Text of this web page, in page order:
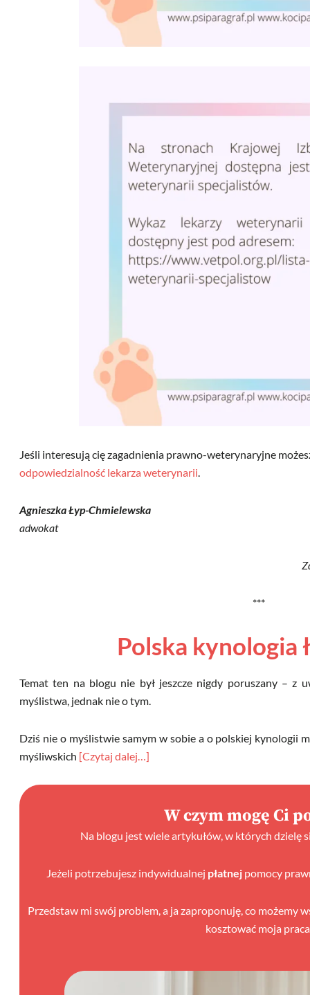
Jeśli interesują cię zagadnienia prawno-weterynaryjne
odpowiedzialność lekarza weterynarii.
Agnieszka Łyp-Chmielewska
adwokat
***
Polska kynologia
Temat ten na blogu nie był jeszcze nigdy poruszany – z
myślistwa, jednak nie o tym.
Dziś nie o myślistwie samym w sobie a o polskiej kynologii
myśliwskich [Czytaj dalej…]
W czym mogę Ci
Na blogu jest wiele artykułów, w których dzielę
Jeżeli potrzebujesz indywidualnej płatnej pomocy
Przedstaw mi swój problem, a ja zaproponuję, co możemy
kosztować moja